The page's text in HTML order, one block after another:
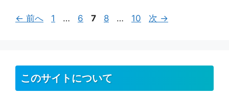
ー
← 前へ
ペ
1 …
ペ
6
ペ
7
ペ
8 …
ペ
10 次 →
このサイトについて